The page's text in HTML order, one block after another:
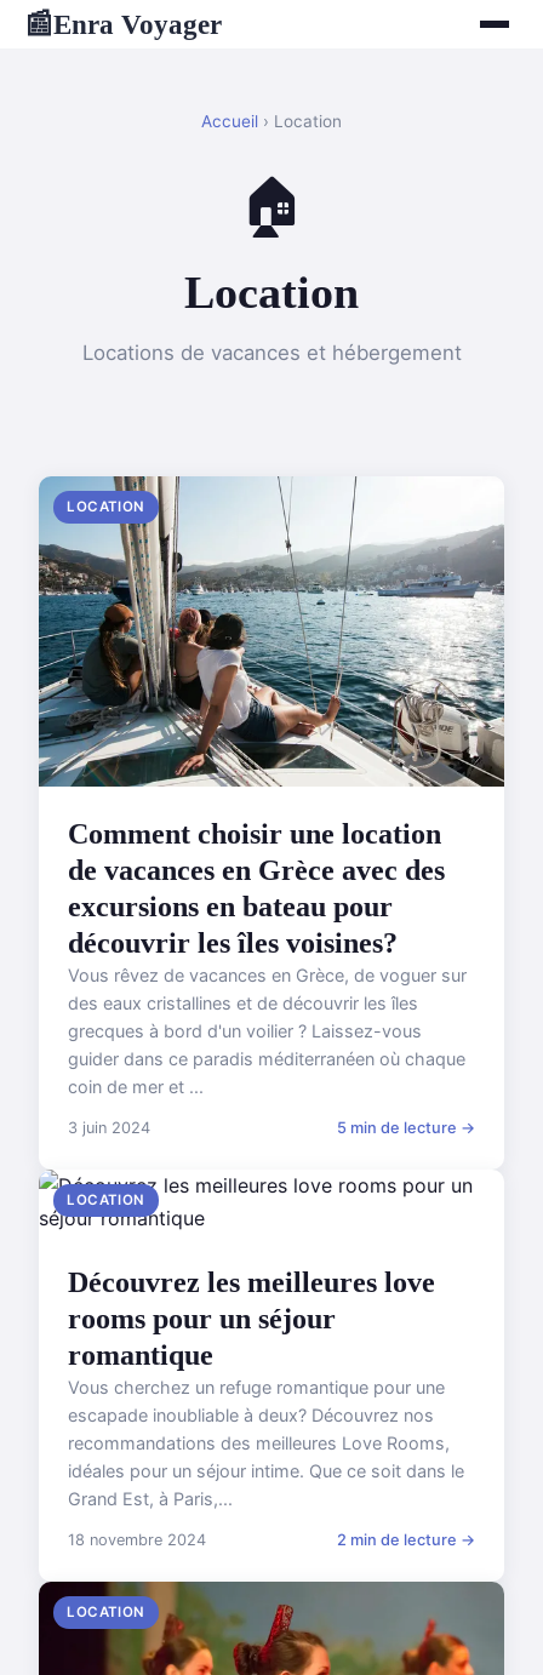
📰Enra Voyager
Accueil › Location
🏠
Location
Locations de vacances et hébergement
LOCATION
Comment choisir une location
de vacances en Grèce avec des
excursions en bateau pour
découvrir les îles voisines?
Vous rêvez de vacances en Grèce, de voguer sur
des eaux cristallines et de découvrir les îles
grecques à bord d'un voilier ? Laissez-vous
guider dans ce paradis méditerranéen où chaque
coin de mer et ...
3 juin 2024 5 min de lecture →
LOCATION
Découvrez les meilleures love
rooms pour un séjour
romantique
Vous cherchez un refuge romantique pour une
escapade inoubliable à deux? Découvrez nos
recommandations des meilleures Love Rooms,
idéales pour un séjour intime. Que ce soit dans le
Grand Est, à Paris,...
18 novembre 2024 2 min de lecture →
LOCATION